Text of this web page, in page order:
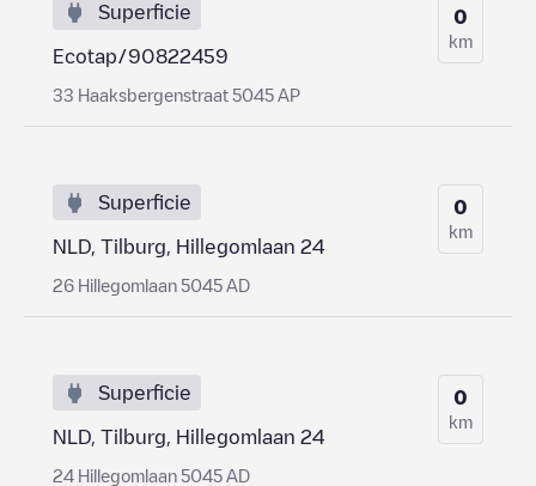
Superficie
Ecotap/90822459
33 Haaksbergenstraat 5045 AP
0
km
Superficie
NLD, Tilburg, Hillegomlaan 24
26 Hillegomlaan 5045 AD
0
km
Superficie
NLD, Tilburg, Hillegomlaan 24
24 Hillegomlaan 5045 AD
0
km